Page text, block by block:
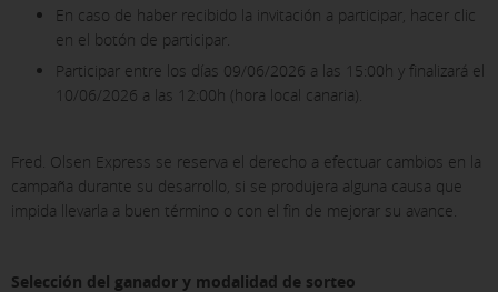
En caso de haber recibido la invitación a participar, hacer clic
en el botón de participar.
Participar entre los días 09/06/2026 a las 15:00h y finalizará el
10/06/2026 a las 12:00h (hora local canaria).
Fred. Olsen Express se reserva el derecho a efectuar cambios en la
campaña durante su desarrollo, si se produjera alguna causa que
impida llevarla a buen término o con el fin de mejorar su avance.
Selección del ganador y modalidad de sorteo